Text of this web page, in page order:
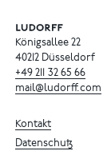
Königsallee 22
40212 Düsseldorf
+49 211 32 65 66
mail@ludorff.com
Kontakt
Datenschutz